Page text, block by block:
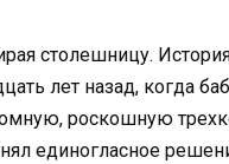
столешницу.
лет назад, когда
роскошную
единогласное